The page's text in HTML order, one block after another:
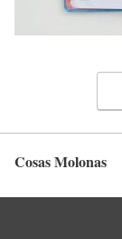
Cosas Molonas